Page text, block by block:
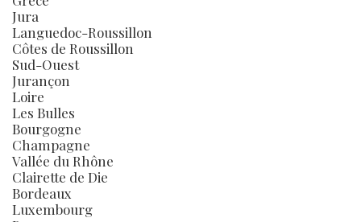
Jura
Languedoc-Roussillon
Côtes de Roussillon
Sud-Ouest
Jurançon
Loire
Les Bulles
Bourgogne
Champagne
Vallée du Rhône
Clairette de Die
Bordeaux
Luxembourg